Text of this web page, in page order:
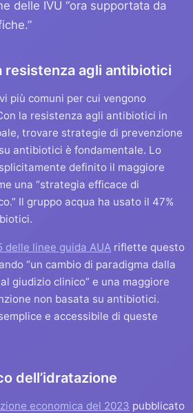
delle IVU “ora supportata da
resistenza agli antibiotici
più comuni per cui vengono
la resistenza agli antibiotici in
trovare strategie di prevenzione
antibiotici è fondamentale. Lo
definito il maggiore
una “strategia efficace di
Il gruppo acqua ha usato il 47%
linee guida AUA riflette questo
“un cambio di paradigma dalla
giudizio clinico” e una maggiore
non basata su antibiotici.
e accessibile di queste
dell’idratazione
economica del 2023 pubblicato